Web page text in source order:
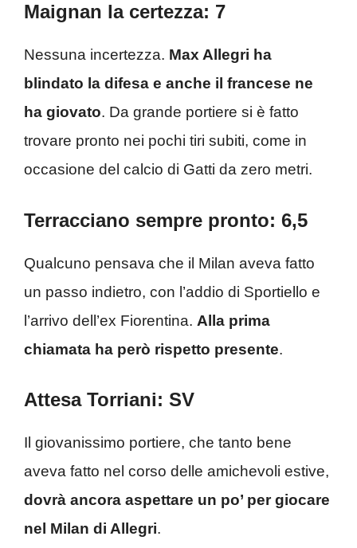
Maignan la certezza: 7
Nessuna incertezza. Max Allegri ha
blindato la difesa e anche il francese ne
ha giovato. Da grande portiere si è fatto
trovare pronto nei pochi tiri subiti, come in
occasione del calcio di Gatti da zero metri.
Terracciano sempre pronto: 6,5
Qualcuno pensava che il Milan aveva fatto
un passo indietro, con l’addio di Sportiello e
l’arrivo dell’ex Fiorentina. Alla prima
chiamata ha però rispetto presente.
Attesa Torriani: SV
Il giovanissimo portiere, che tanto bene
aveva fatto nel corso delle amichevoli estive,
dovrà ancora aspettare un po’ per giocare
nel Milan di Allegri.